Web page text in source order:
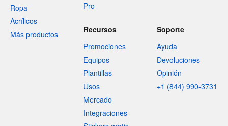
Ropa
Acrílicos
Más productos
Pro
Recursos
Promociones
Equipos
Plantillas
Usos
Mercado
Integraciones
Soporte
Ayuda
Devoluciones
Opinión
+1 (844) 990-3731